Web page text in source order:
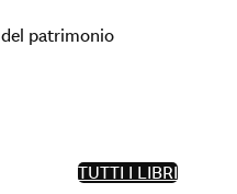
patrimonio
TUTTI I LIBRI